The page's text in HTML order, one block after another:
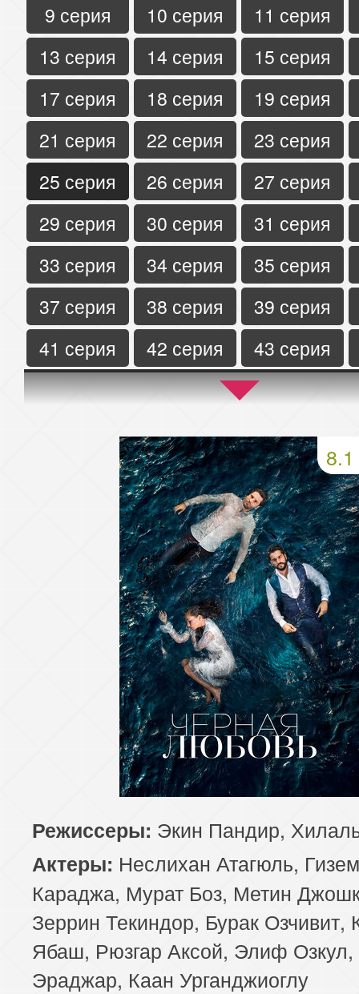
9 серия
10 серия
11 серия
13 серия
14 серия
15 серия
17 серия
18 серия
19 серия
21 серия
22 серия
23 серия
25 серия
26 серия
27 серия
29 серия
30 серия
31 серия
33 серия
34 серия
35 серия
37 серия
38 серия
39 серия
41 серия
42 серия
43 серия
45 серия
46 серия
47 серия
50 серия
51 серия
54 серия
55 серия
58 серия
59 серия
62 серия
63 серия
66 серия
67 серия
70 серия
71 серия
74 серия
75 серия
78 серия
79 серия
82 серия
83 серия
86 серия
87 серия
91 серия
93 серия
94 серия
95 серия
97 серия
98 серия 99 серия
101 серия
102 серия 103 серия
8.1
Режиссеры: Экин Пандир,
Актеры: Неслихан Атагюль, Гизем
Караджа, Мурат Боз, Метин
Зеррин Текиндор, Бурак Озчивит,
Ябаш, Рюзгар Аксой, Элиф Озкул,
Эраджар, Каан Урганджиоглу